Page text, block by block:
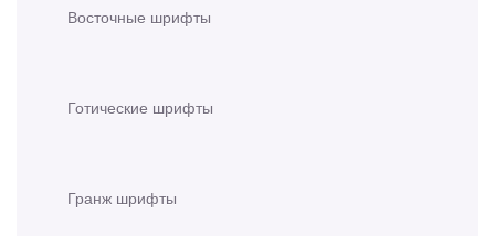
Восточные шрифты
Готические шрифты
Гранж шрифты